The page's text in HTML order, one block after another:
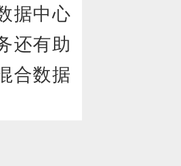
据中心
还有助
合数据